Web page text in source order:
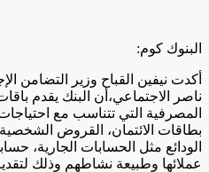
البنوك كوم:
أكدت نيفين القباح وزير التضامن
ناصر الاجتماعي،أن البنك يقدم
المصرفية التي تتناسب مع
بطاقات الائتمان، القروض
الودائع مثل الحسابات الجارية،
عملائها وطبيعة نشاطهم وذلك